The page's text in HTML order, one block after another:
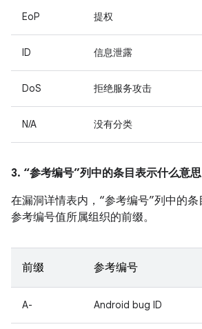
EoP 提权
ID 信息泄露
DoS 拒绝服务攻击
N/A 没有分类
3. “参考编号”列中的条目表示什么意思
在漏洞详情表内，“参考编号”列中的
参考编号值所属组织的前缀。
前缀 参考编号
A- Android bug ID